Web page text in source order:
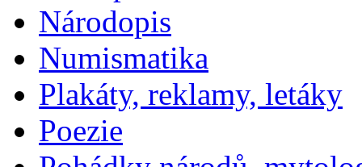
Národopis
Numismatika
Plakáty, reklamy, letáky
Poezie